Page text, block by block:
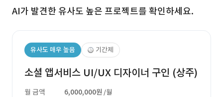
AI가 발견한 유사도 높은 프로젝트를 확인하세요.
유사도 매우 높음 기간제
소셜 앱서비스 UI/UX 디자이너 구인 (상주)
월 금액 6,000,000원 /월